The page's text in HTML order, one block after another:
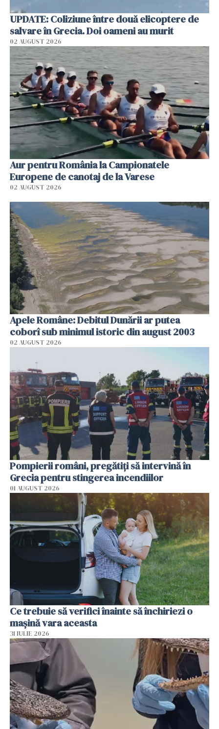
UPDATE: Coliziune între două elicoptere de
salvare în Grecia. Doi oameni au murit
02 AUGUST 2026
Aur pentru România la Campionatele
Europene de canotaj de la Varese
02 AUGUST 2026
Apele Române: Debitul Dunării ar putea
coborî sub minimul istoric din august 2003
02 AUGUST 2026
Pompierii români, pregătiţi să intervină în
Grecia pentru stingerea incendiilor
01 AUGUST 2026
Ce trebuie să verifici înainte să închiriezi o
mașină vara aceasta
31 IULIE 2026